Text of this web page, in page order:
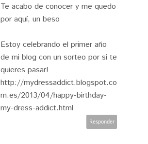
Te acabo de conocer y me quedo
por aquí, un beso
Estoy celebrando el primer año
de mi blog con un sorteo por si te
quieres pasar!
http://mydressaddict.blogspot.co
m.es/2013/04/happy-birthday-
my-dress-addict.html
Responder